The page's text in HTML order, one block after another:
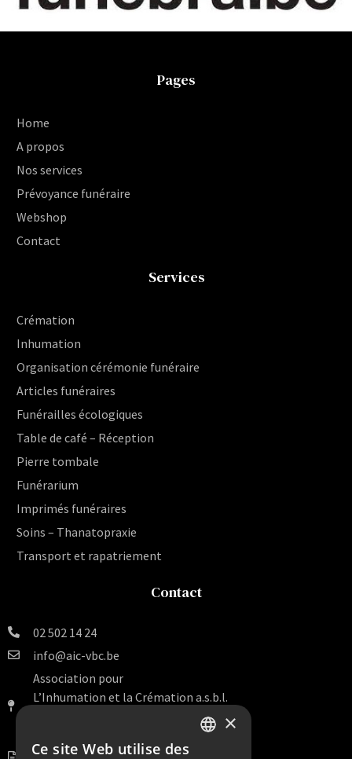
Pages
Home
A propos
Nos services
Prévoyance funéraire
Webshop
Contact
Services
Crémation
Inhumation
Organisation cérémonie funéraire
Articles funéraires
Funérailles écologiques
Table de café – Réception
Pierre tombale
Funérarium
Imprimés funéraires
Soins – Thanatopraxie
Transport et rapatriement
Contact
02 502 14 24
info@aic-vbc.be
Association pour
L’Inhumation et la Crémation a.s.b.l.
×
Ce site Web utilise des